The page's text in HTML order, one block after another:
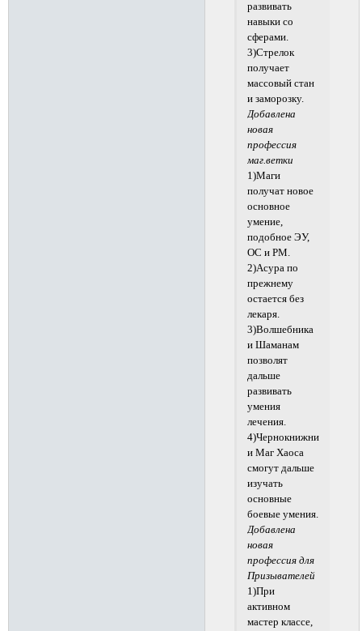
развивать
навыки со
сферами.
3)Стрелок
получает
массовый стан
и заморозку.
Добавлена
новая
профессия
маг.ветки
1)Маги
получат новое
основное
умение,
подобное ЭУ,
ОС и РМ.
2)Асура по
прежнему
остается без
лекаря.
3)Волшебника
и Шаманам
позволят
дальше
развивать
умения
лечения.
4)Чернокнижник
и Маг Хаоса
смогут дальше
изучать
основные
боевые умения.
Добавлена
новая
профессия для
Призывателей
1)При
активном
мастер классе,